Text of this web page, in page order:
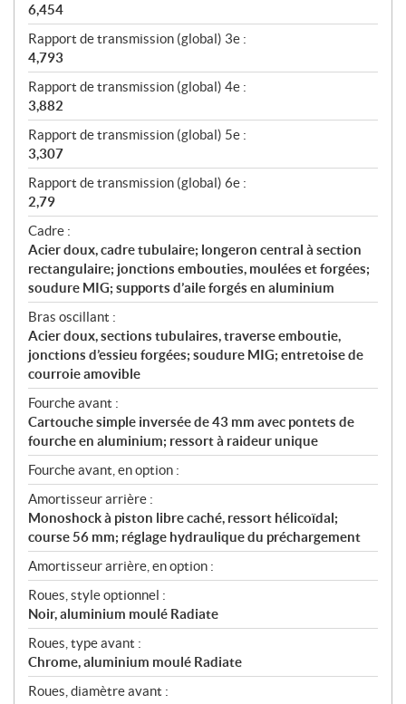
6,454
Rapport de transmission (global) 3e :
4,793
Rapport de transmission (global) 4e :
3,882
Rapport de transmission (global) 5e :
3,307
Rapport de transmission (global) 6e :
2,79
Cadre :
Acier doux, cadre tubulaire; longeron central à section
rectangulaire; jonctions embouties, moulées et forgées;
soudure MIG; supports d’aile forgés en aluminium
Bras oscillant :
Acier doux, sections tubulaires, traverse emboutie,
jonctions d’essieu forgées; soudure MIG; entretoise de
courroie amovible
Fourche avant :
Cartouche simple inversée de 43 mm avec pontets de
fourche en aluminium; ressort à raideur unique
Fourche avant, en option :
Amortisseur arrière :
Monoshock à piston libre caché, ressort hélicoïdal;
course 56 mm; réglage hydraulique du préchargement
Amortisseur arrière, en option :
Roues, style optionnel :
Noir, aluminium moulé Radiate
Roues, type avant :
Chrome, aluminium moulé Radiate
Roues, diamètre avant :